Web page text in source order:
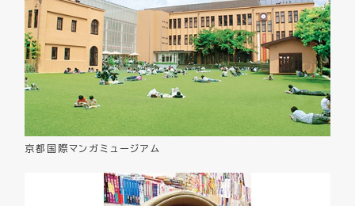
京都国際マンガミュージアム